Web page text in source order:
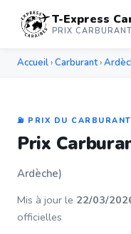
T-Express
PRIX
Accueil ›Carburant›
⛽ PRIX DU
Prix
Ardèche)
Mis à jour le 22/03/
officielles